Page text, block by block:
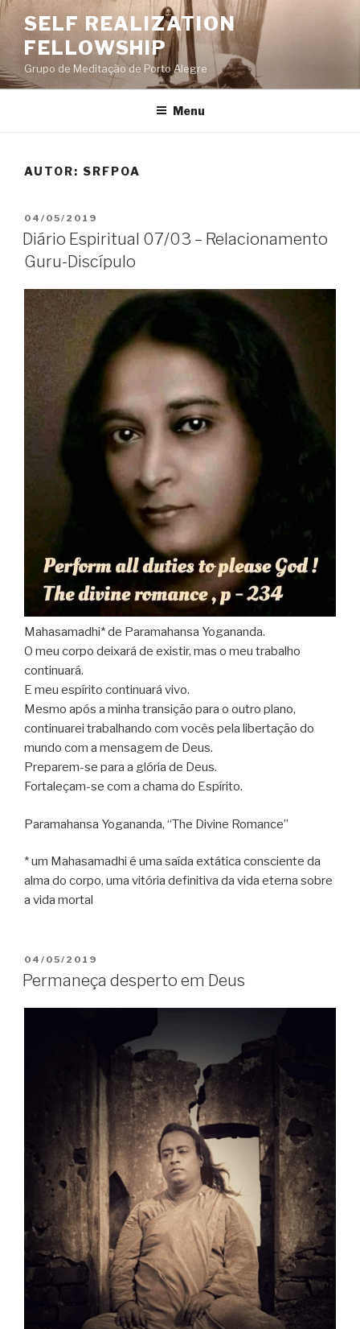
Pular
conteúdo
SELF REALIZATION
FELLOWSHIP
Grupo de Meditação de Porto Alegre
Menu
AUTOR: SRFPOA
PUBLICADO
EM
04/05/2019
Diário Espiritual 07/03 – Relacionamento
Guru-Discípulo
Mahasamadhi* de Paramahansa Yogananda.
O meu corpo deixará de existir, mas o meu trabalho
continuará.
E meu espírito continuará vivo.
Mesmo após a minha transição para o outro plano,
continuarei trabalhando com vocês pela libertação do
mundo com a mensagem de Deus.
Preparem-se para a glória de Deus.
Fortaleçam-se com a chama do Espírito.
Paramahansa Yogananda, “The Divine Romance”
* um Mahasamadhi é uma saída extática consciente da
alma do corpo, uma vitória definitiva da vida eterna sobre
a vida mortal
PUBLICADO
EM
04/05/2019
Permaneça desperto em Deus